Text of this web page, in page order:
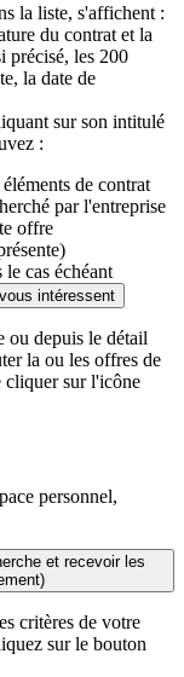
la liste, s'affichent :
du contrat et la
précisé, les 200
la date de
sur son intitulé
:
de contrat
par l'entreprise
offre
cas échéant
intéressent
ou depuis le détail
la ou les offres de
sur l'icône
personnel,
et recevoir les
critères de votre
sur le bouton